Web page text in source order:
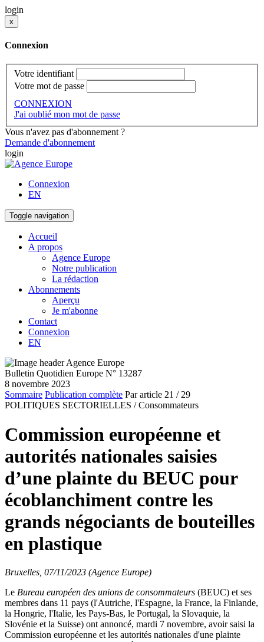
login
x
Connexion
Votre identifiant
Votre mot de passe
CONNEXION
J'ai oublié mon mot de passe
Vous n'avez pas d'abonnement ?
Demande d'abonnement
login
Connexion
EN
Toggle navigation
Accueil
A propos
Agence Europe
Notre publication
La rédaction
Abonnements
Aperçu
Je m'abonne
Contact
Connexion
EN
Bulletin Quotidien Europe N° 13287
8 novembre 2023
Sommaire Publication complète Par article 21 / 29
POLITIQUES SECTORIELLES / Consommateurs
Commission européenne et
autorités nationales saisies
d’une plainte du BEUC pour
écoblanchiment contre les
grands négociants de bouteilles
en plastique
Bruxelles, 07/11/2023 (Agence Europe)
Le Bureau européen des unions de consommateurs (BEUC) et ses
membres dans 11 pays (l'Autriche, l'Espagne, la France, la Finlande,
la Hongrie, l'Italie, les Pays-Bas, le Portugal, la Slovaquie, la
Slovénie et la Suisse) ont annoncé, mardi 7 novembre, avoir saisi la
Commission européenne et les autorités nationales d'une plainte